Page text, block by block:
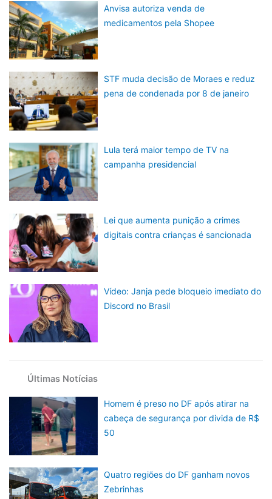
Anvisa autoriza venda de
medicamentos pela Shopee
STF muda decisão de Moraes e reduz
pena de condenada por 8 de janeiro
Lula terá maior tempo de TV na
campanha presidencial
Lei que aumenta punição a crimes
digitais contra crianças é sancionada
Vídeo: Janja pede bloqueio imediato do
Discord no Brasil
Últimas Notícias
Homem é preso no DF após atirar na
cabeça de segurança por divida de R$
50
Quatro regiões do DF ganham novos
Zebrinhas